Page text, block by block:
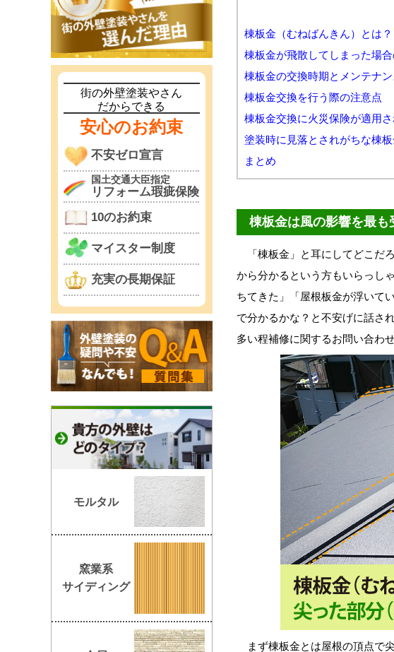
棟板金（むねばんきん）とは？
棟板金が飛散してしまった場
棟板金の交換時期とメンテナ
棟板金交換を行う際の注意点
棟板金交換に火災保険が適用
塗装時に見落とされがちな棟板
まとめ
棟板金は風の影響を最
「棟板金」と耳にしてどこだ
から分かるという方もいらっし
ちてきた」「屋根板金が浮いて
で分かるかな？と不安げに話さ
多い程補修に関するお問い合わ
まず棟板金とは屋根の頂点で
街の外壁塗装やさん
だからできる
安心のお約束
不安ゼロ宣言
国土交通大臣指定
リフォーム瑕疵保険
10のお約束
マイスター制度
充実の長期保証
モルタル
窯業系
サイディング